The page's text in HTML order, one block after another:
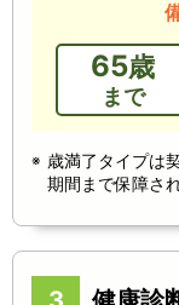
65歳
まで
歳満了タイプは
期間まで保障さ